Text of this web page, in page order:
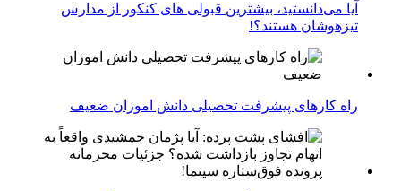
آیا می‌دانستید، بیشترین قبولی های کنکور از مدارس
تیزهوشان هستند؟!
راه کارهای پیشرفت تحصیلی دانش اموزان ضعیف